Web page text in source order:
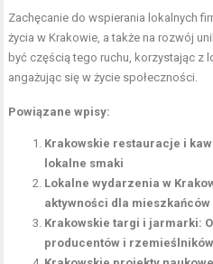
Zachęcanie do wspierania lokalnych
życia w Krakowie, a także na rozwój
być częścią tego ruchu, korzystając z
angażując się w życie społeczności.
Powiązane wpisy:
Krakowskie restauracje i
lokalne smaki
Lokalne wydarzenia w
aktywności dla mieszkańców
Krakowskie targi i jarmarki:
producentów i rzemieślników